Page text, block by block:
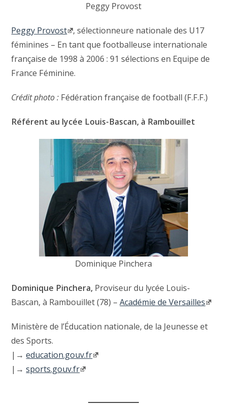
Peggy Provost
Peggy Provost , sélectionneure nationale des U17
féminines – En tant que footballeuse internationale
française de 1998 à 2006 : 91 sélections en Equipe de
France Féminine.
Crédit photo : Fédération française de football (F.F.F.)
Référent au lycée Louis-Bascan, à Rambouillet
Dominique Pinchera
Dominique Pinchera, Proviseur du lycée Louis-
Bascan, à Rambouillet (78) –Académie de Versailles
Ministère de l’Éducation nationale, de la Jeunesse et
des Sports.
|→education.gouv.fr
|→sports.gouv.fr